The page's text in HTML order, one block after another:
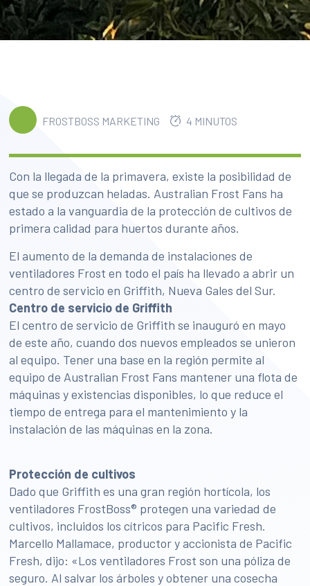
FROSTBOSS MARKETING 4 MINUTOS
Con la llegada de la primavera, existe la posibilidad de
que se produzcan heladas. Australian Frost Fans ha
estado a la vanguardia de la protección de cultivos de
primera calidad para huertos durante años.
El aumento de la demanda de instalaciones de
ventiladores Frost en todo el país ha llevado a abrir un
centro de servicio en Griffith, Nueva Gales del Sur.
Centro de servicio de Griffith
El centro de servicio de Griffith se inauguró en mayo
de este año, cuando dos nuevos empleados se unieron
al equipo. Tener una base en la región permite al
equipo de Australian Frost Fans mantener una flota de
máquinas y existencias disponibles, lo que reduce el
tiempo de entrega para el mantenimiento y la
instalación de las máquinas en la zona.
Protección de cultivos
Dado que Griffith es una gran región hortícola, los
ventiladores FrostBoss® protegen una variedad de
cultivos, incluidos los cítricos para Pacific Fresh.
Marcello Mallamace, productor y accionista de Pacific
Fresh, dijo: «Los ventiladores Frost son una póliza de
seguro. Al salvar los árboles y obtener una cosecha